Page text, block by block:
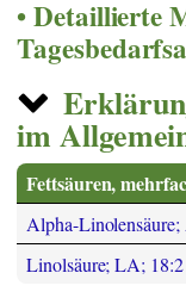
Detaillierte
im
Fettsäuren,
Alpha-
Linolsäure; LA;